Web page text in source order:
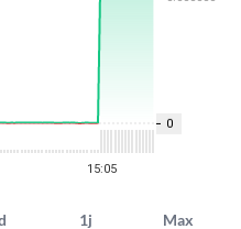
1j Max